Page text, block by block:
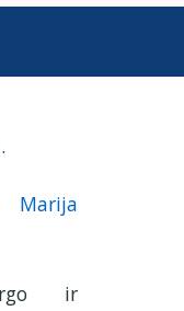
Marija
ir